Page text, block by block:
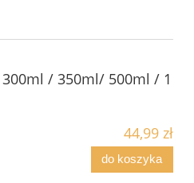
/ 350ml/ 500ml / 1
44,99 zł
do koszyka